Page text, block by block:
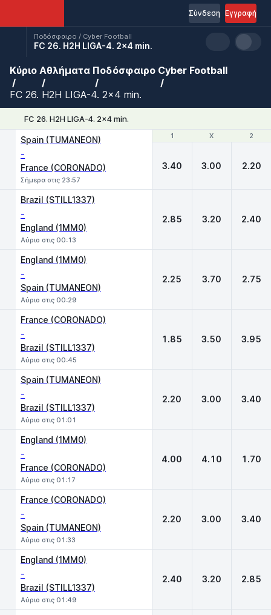
Εγγραφή
Σύνδεση
Ποδόσφαιρο / Cyber Football
FC 26. H2H LIGA-4. 2x4 min.
Κύριο Αθλήματα Ποδόσφαιρο Cyber Football
FC 26. H2H LIGA-4. 2x4 min.
FC 26. H2H LIGA-4. 2x4 min.
1 X 2
Spain (TUMANEON)
-
France (CORONADO)
Σήμερα στις 23:57
1 X 2
3.40 3.00 2.20
Brazil (STILL1337)
-
England (1MM0)
Αύριο στις 00:13
2.85 3.20 2.40
England (1MM0)
-
Spain (TUMANEON)
Αύριο στις 00:29
2.25 3.70 2.75
France (CORONADO)
-
Brazil (STILL1337)
Αύριο στις 00:45
1.85 3.50 3.95
Spain (TUMANEON)
-
Brazil (STILL1337)
Αύριο στις 01:01
2.20 3.00 3.40
England (1MM0)
-
France (CORONADO)
Αύριο στις 01:17
4.00 4.10 1.70
France (CORONADO)
-
Spain (TUMANEON)
Αύριο στις 01:33
2.20 3.00 3.40
England (1MM0)
-
Brazil (STILL1337)
Αύριο στις 01:49
2.40 3.20 2.85